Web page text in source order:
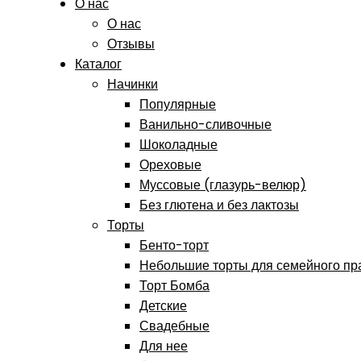
О нас
О нас
Отзывы
Каталог
Начинки
Популярные
Ванильно-сливочные
Шоколадные
Ореховые
Муссовые (глазурь-велюр)
Без глютена и без лактозы
Торты
Бенто-торт
Небольшие торты для семейного
Торт Бомба
Детские
Свадебные
Для нее